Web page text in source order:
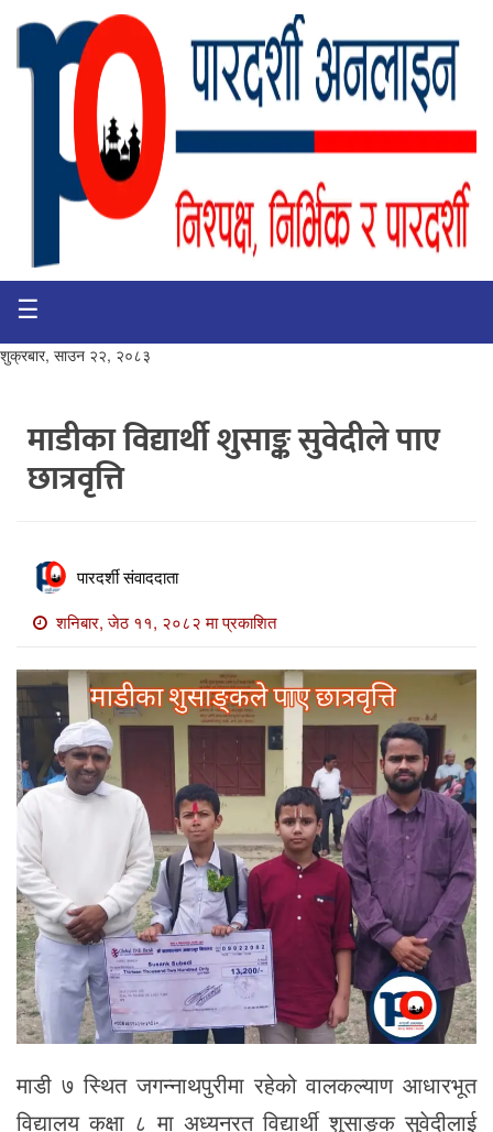
गृहपृष्ठ
भिडियो
खबर
समाचार
खबर
माडी
खबर
विविध
☰
शुक्रबार, साउन २२, २०८३
माडीका विद्यार्थी शुसाङ्क सुवेदीले पाए
छात्रवृत्ति
पारदर्शी संवाददाता
शनिबार, जेठ ११, २०८२ मा प्रकाशित
माडी ७ स्थित जगन्नाथपुरीमा रहेको वालकल्याण आधारभूत
विद्यालय कक्षा ८ मा अध्यनरत विद्यार्थी शुसाङ्क सुवेदीलाई